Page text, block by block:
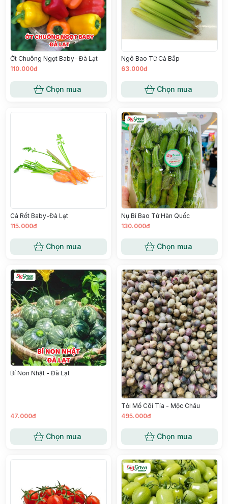
Ớt Chuông Ngọt Baby- Đà Lạt
110.000đ
Chọn mua
Ngô Bao Tử Cả Bắp
63.000đ
Chọn mua
Cà Rốt Baby-Đà Lạt
115.000đ
Chọn mua
Nụ Bí Bao Tử Hàn Quốc
130.000đ
Chọn mua
Bí Non Nhật - Đà Lạt
47.000đ
Chọn mua
Tỏi Mồ Côi Tía - Mộc Châu
495.000đ
Chọn mua